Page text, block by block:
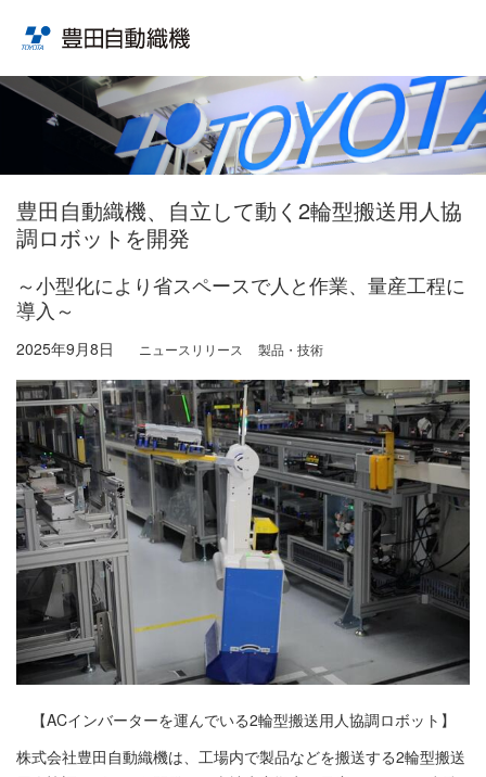
豊田自動織機、自立して動く2輪型搬送用人協
調ロボットを開発
～小型化により省スペースで人と作業、量産工程に
導入～
2025年9月8日 ニュースリリース 製品・技術
【ACインバーターを運んでいる2輪型搬送用人協調ロボット】
株式会社豊田自動織機は、工場内で製品などを搬送する2輪型搬送